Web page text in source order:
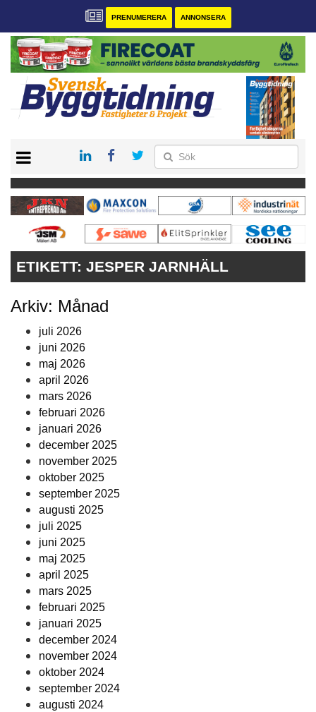
PRENUMERERA ANNONSERA
PRENUMERERA
VÅRA ANDRA MAGASIN
ANNONSERA
ETIKETT: JESPER JARNHÄLL
Arkiv: Månad
juli 2026
juni 2026
maj 2026
april 2026
mars 2026
februari 2026
januari 2026
december 2025
november 2025
oktober 2025
september 2025
augusti 2025
juli 2025
juni 2025
maj 2025
april 2025
mars 2025
februari 2025
januari 2025
december 2024
november 2024
oktober 2024
september 2024
augusti 2024